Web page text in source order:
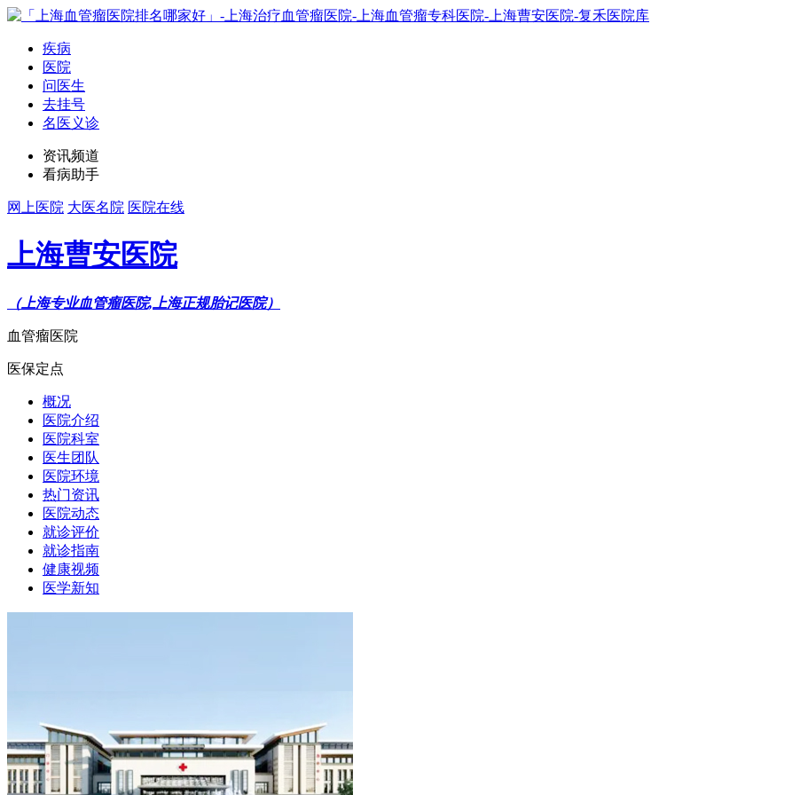
疾病
医院
问医生
去挂号
名医义诊
资讯频道
看病助手
网上医院 大医名院 医院在线
上海曹安医院
（上海专业血管瘤医院,上海正规胎记医院）
血管瘤医院
医保定点
概况
医院介绍
医院科室
医生团队
医院环境
热门资讯
医院动态
就诊评价
就诊指南
健康视频
医学新知